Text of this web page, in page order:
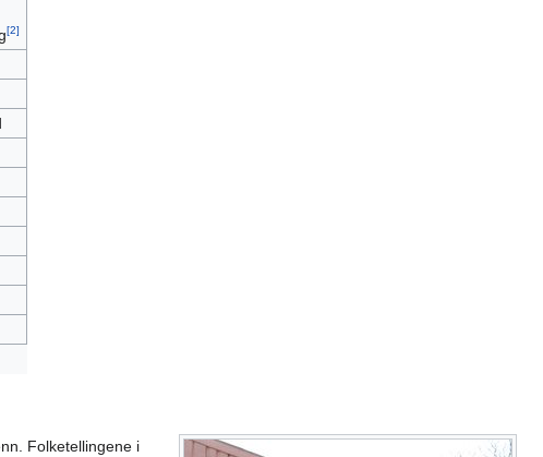
[2]
Folketellingene i